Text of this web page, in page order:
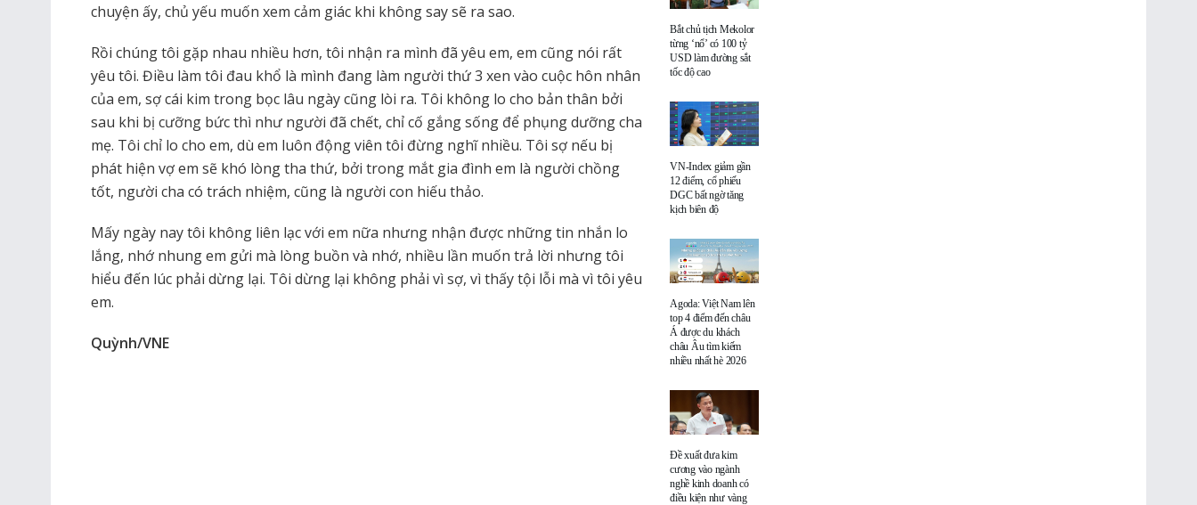
chuyện ấy, chủ yếu muốn xem cảm giác khi không say sẽ ra sao.
Rồi chúng tôi gặp nhau nhiều hơn, tôi nhận ra mình đã yêu em, em cũng nói rất
yêu tôi. Điều làm tôi đau khổ là mình đang làm người thứ 3 xen vào cuộc hôn nhân
của em, sợ cái kim trong bọc lâu ngày cũng lòi ra. Tôi không lo cho bản thân bởi
sau khi bị cưỡng bức thì như người đã chết, chỉ cố gắng sống để phụng dưỡng cha
mẹ. Tôi chỉ lo cho em, dù em luôn động viên tôi đừng nghĩ nhiều. Tôi sợ nếu bị
phát hiện vợ em sẽ khó lòng tha thứ, bởi trong mắt gia đình em là người chồng
tốt, người cha có trách nhiệm, cũng là người con hiếu thảo.
Mấy ngày nay tôi không liên lạc với em nữa nhưng nhận được những tin nhắn lo
lắng, nhớ nhung em gửi mà lòng buồn và nhớ, nhiều lần muốn trả lời nhưng tôi
hiểu đến lúc phải dừng lại. Tôi dừng lại không phải vì sợ, vì thấy tội lỗi mà vì tôi yêu
em.
Quỳnh/VNE
Bắt chủ tịch Mekolor
từng ‘nổ’ có 100 tỷ
USD làm đường sắt
tốc độ cao
VN-Index giảm gần
12 điểm, cổ phiếu
DGC bất ngờ tăng
kịch biên độ
Agoda: Việt Nam lên
top 4 điểm đến châu
Á được du khách
châu Âu tìm kiếm
nhiều nhất hè 2026
Đề xuất đưa kim
cương vào ngành
nghề kinh doanh có
điều kiện như vàng